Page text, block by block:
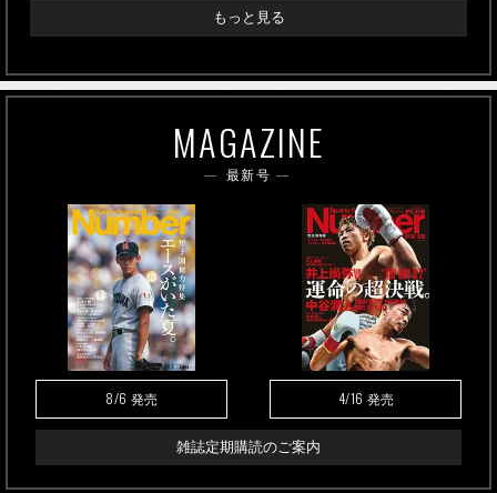
もっと見る
MAGAZINE
最新号
8/6 発売 4/16 発売
雑誌定期購読のご案内